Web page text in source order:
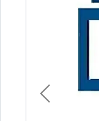
Previous